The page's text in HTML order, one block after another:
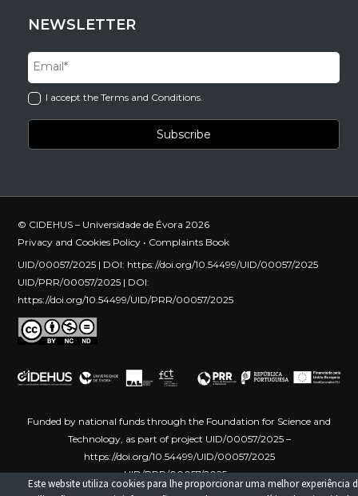
Este website utiliza cookies para lhe proporcionar uma melhor experiência
NEWSLETTER
I accept the Terms and Conditions.
© CIDEHUS – Universidade de Évora 2026
Privacy and Cookies Policy • Complaints Book
UID/00057/2025 | DOI: https://doi.org/10.54499/UID/00057/2025
UID/PRR/00057/2025 | DOI:
https://doi.org/10.54499/UID/PRR/00057/2025
Funded by national funds through the Foundation for Science and
Technology, as part of project UID/00057/2025 –
https://doi.org/10.54499/UID/00057/2025
UID/PRR/00057/2025 –
https://doi.org/10.54499/UID/PRR/00057/2025
Funded by the